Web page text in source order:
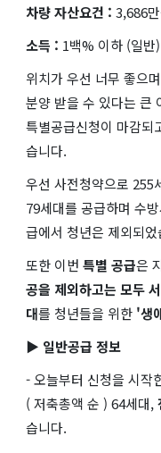
차량 자산요건 : 3,686
소득 : 1백% 이하 (일반)
위치가 우선 너무 좋으
분양 받을 수 있다는 큰
특별공급신청이 마감되
습니다.
우선 사전청약으로 255
79세대를 공급하며 수
급에서 청년은 제외되었
또한 이번 특별 공급은
공을 제외하고는 모두
대를 청년들을 위한 '생
▶ 일반공급 정보
- 오늘부터 신청을 시작
( 저축총액 순 ) 64세대,
습니다.